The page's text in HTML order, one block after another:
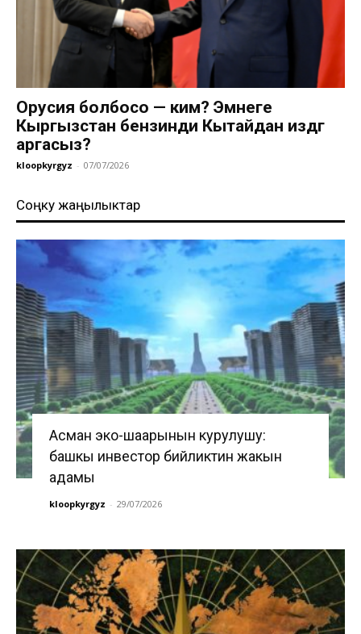
Орусия болбосо — ким? Эмнеге
Кыргызстан бензинди Кытайдан издөөгө
аргасыз?
kloopkyrgyz - 07/07/2026
Соңку жаңылыктар
Асман эко-шаарынын курулушу:
башкы инвестор бийликтин жакын
адамы
kloopkyrgyz - 29/07/2026